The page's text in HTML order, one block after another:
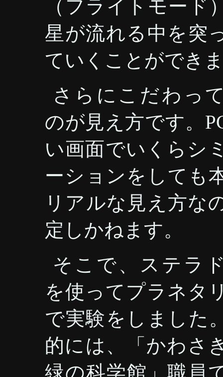
（フライトモード
星が流れる中を突
ていくことができ
さらにこだわっ
のが見え方です。
い画面でいくらシ
ーションをしても
リアルな見え方な
定しかねます。
そこで、ステラ
を使ってプラネタ
で実験をしました
的には、「かわさ
緑の科学館」職員